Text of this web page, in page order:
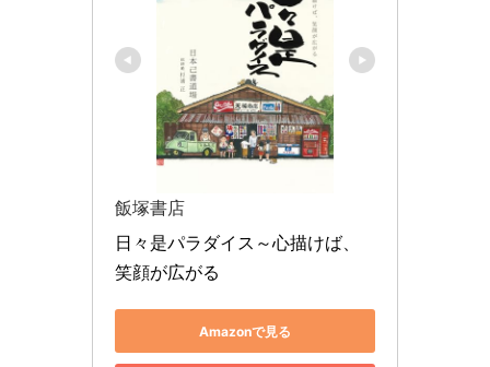
飯塚書店
日々是パラダイス～心描けば、
笑顔が広がる
Amazonで見る